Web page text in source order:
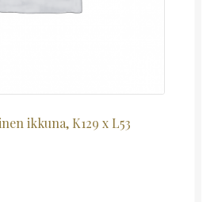
ikkuna, K129 x L53